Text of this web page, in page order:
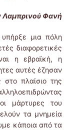
Λαμπρινού Φανή
μια πόλη
διαφορετικές
η εβραϊκή, η
αυτές έζησαν
πλαίσιο της
μάρτυρες του
τα μνημεία
κάποια από τα